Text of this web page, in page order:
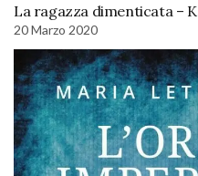
La ragazza dimenticata –
20 Marzo 2020